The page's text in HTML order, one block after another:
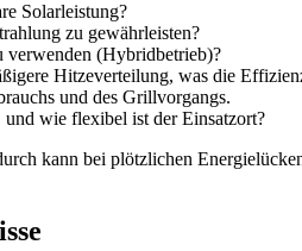
Solarleistung?
zu gewährleisten?
verwenden (Hybridbetrieb)?
Hitzeverteilung, was die
und des Grillvorgangs.
wie flexibel ist der Einsatzort?
kann bei plötzlichen